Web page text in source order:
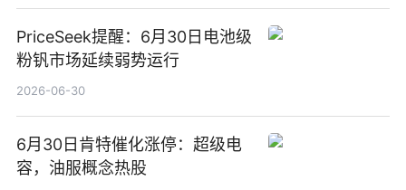
PriceSeek提醒：6月30日电池级
粉钒市场延续弱势运行
2026-06-30
6月30日肯特催化涨停：超级电
容，油服概念热股